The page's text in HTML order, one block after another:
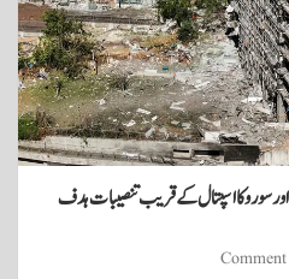
اور سوروکا اسپتال کے قریب تنصیبات ہدف